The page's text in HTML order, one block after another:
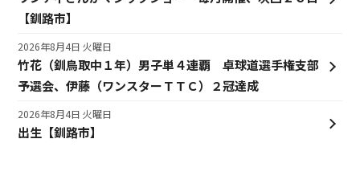
【釧路市】
竹花（釧鳥取中１年）男子単４連覇 卓球道選手権支部
予選会、伊藤（ワンスターＴＴＣ）２冠達成
2026年8月4日 火曜日
出生【釧路市】
2026年8月4日 火曜日